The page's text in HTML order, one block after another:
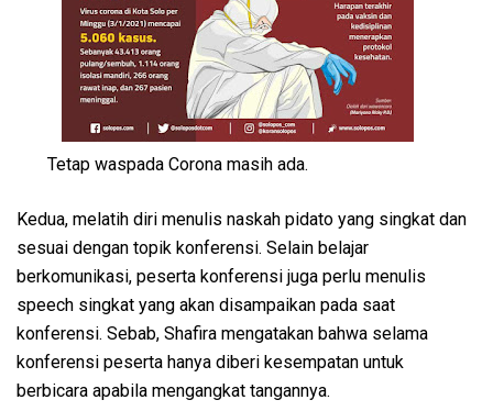
Tetap waspada Corona masih ada.
Kedua, melatih diri menulis naskah pidato yang singkat dan
sesuai dengan topik konferensi. Selain belajar
berkomunikasi, peserta konferensi juga perlu menulis
speech singkat yang akan disampaikan pada saat
konferensi. Sebab, Shafira mengatakan bahwa selama
konferensi peserta hanya diberi kesempatan untuk
berbicara apabila mengangkat tangannya.